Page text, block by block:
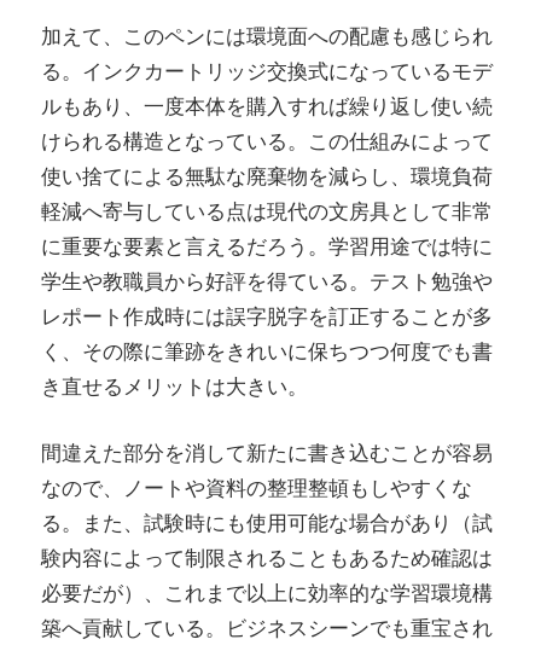
加えて、このペンには環境面への配慮も感じられ
る。インクカートリッジ交換式になっているモデ
ルもあり、一度本体を購入すれば繰り返し使い続
けられる構造となっている。この仕組みによって
使い捨てによる無駄な廃棄物を減らし、環境負荷
軽減へ寄与している点は現代の文房具として非常
に重要な要素と言えるだろう。学習用途では特に
学生や教職員から好評を得ている。テスト勉強や
レポート作成時には誤字脱字を訂正することが多
く、その際に筆跡をきれいに保ちつつ何度でも書
き直せるメリットは大きい。
間違えた部分を消して新たに書き込むことが容易
なので、ノートや資料の整理整頓もしやすくな
る。また、試験時にも使用可能な場合があり（試
験内容によって制限されることもあるため確認は
必要だが）、これまで以上に効率的な学習環境構
築へ貢献している。ビジネスシーンでも重宝され